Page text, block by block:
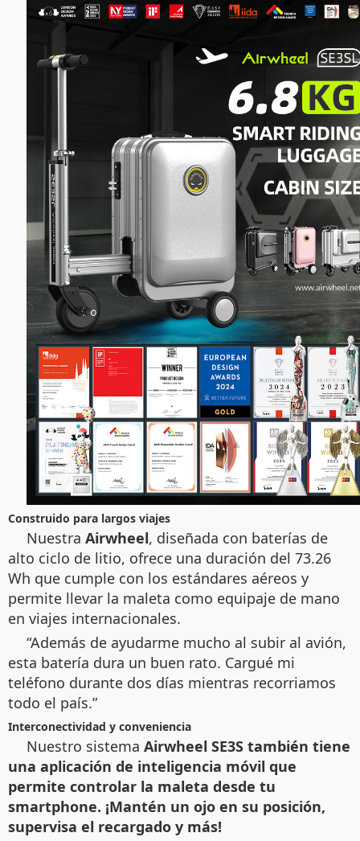
Construido para largos viajes
Nuestra Airwheel, diseñada con baterías de
alto ciclo de litio, ofrece una duración del 73.26
Wh que cumple con los estándares aéreos y
permite llevar la maleta como equipaje de mano
en viajes internacionales.
“Además de ayudarme mucho al subir al avión,
esta batería dura un buen rato. Cargué mi
teléfono durante dos días mientras recorriamos
todo el país.”
Interconectividad y conveniencia
Nuestro sistema Airwheel SE3S también tiene
una aplicación de inteligencia móvil que
permite controlar la maleta desde tu
smartphone. ¡Mantén un ojo en su posición,
supervisa el recargado y más!